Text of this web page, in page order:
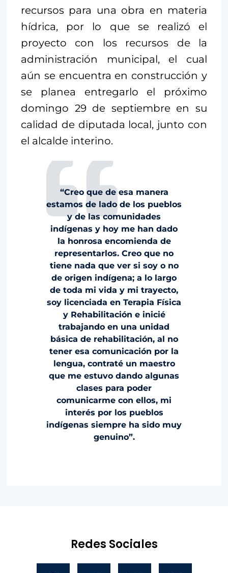
recursos para una obra en materia
hídrica, por lo que se realizó el
proyecto con los recursos de la
administración municipal, el cual
aún se encuentra en construcción y
se planea entregarlo el próximo
domingo 29 de septiembre en su
calidad de diputada local, junto con
el alcalde interino.
“Creo que de esa manera
estamos de lado de los pueblos
y de las comunidades
indígenas y hoy me han dado
la honrosa encomienda de
representarlos. Creo que no
tiene nada que ver si soy o no
de origen indígena; a lo largo
de toda mi vida y mi trayecto,
soy licenciada en Terapia Física
y Rehabilitación e inicié
trabajando en una unidad
básica de rehabilitación, al no
tener esa comunicación por la
lengua, contraté un maestro
que me estuvo dando algunas
clases para poder
comunicarme con ellos, mi
interés por los pueblos
indígenas siempre ha sido muy
genuino”.
Redes Sociales